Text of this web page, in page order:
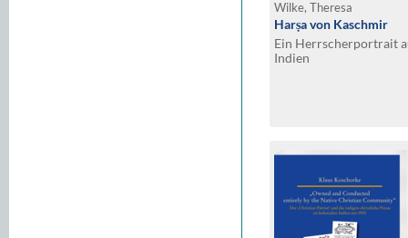
Wilke, Theresa
Harṣa von Kaschmir
Ein Herrscherportrait
Indien